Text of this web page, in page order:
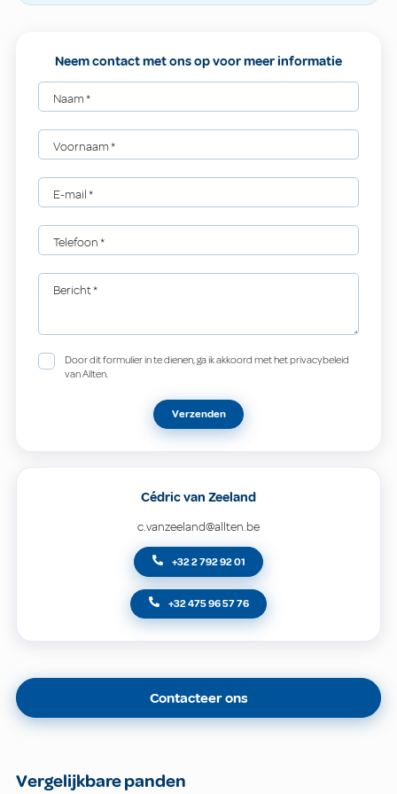
Neem contact met ons op voor meer informatie
Naam*
Voornaam*
E-mail*
Telefoon*
Bericht*
Door dit formulier in te dienen, ga ik akkoord met het privacybeleid
van Allten.
Verzenden
Cédric van Zeeland
c.vanzeeland@allten.be
+32 2 792 92 01
+32 475 96 57 76
Contacteer ons
Vergelijkbare panden